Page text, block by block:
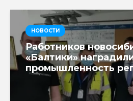
НОВОСТИ
Работников
«Балтики»
промышленность